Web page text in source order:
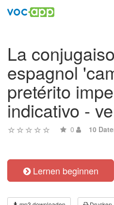
La
espagnol
pretérito
indicativo -
0 10
Lernen beginnen